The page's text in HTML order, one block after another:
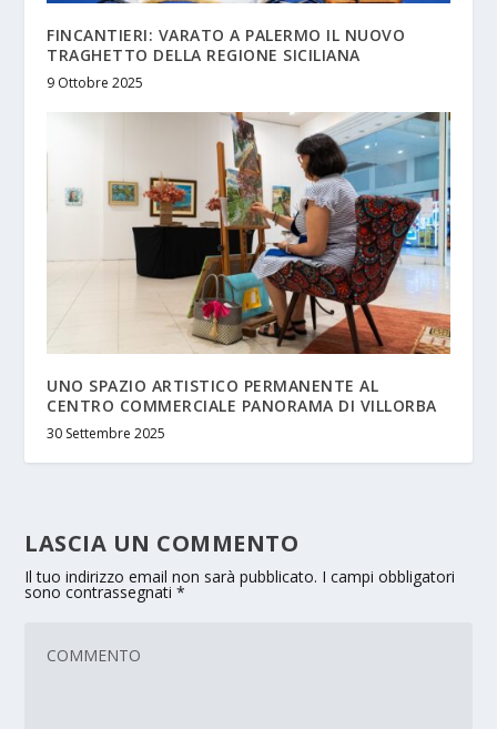
FINCANTIERI: VARATO A PALERMO IL NUOVO
TRAGHETTO DELLA REGIONE SICILIANA
9 Ottobre 2025
UNO SPAZIO ARTISTICO PERMANENTE AL
CENTRO COMMERCIALE PANORAMA DI VILLORBA
30 Settembre 2025
LASCIA UN COMMENTO
Il tuo indirizzo email non sarà pubblicato. I campi obbligatori
sono contrassegnati*